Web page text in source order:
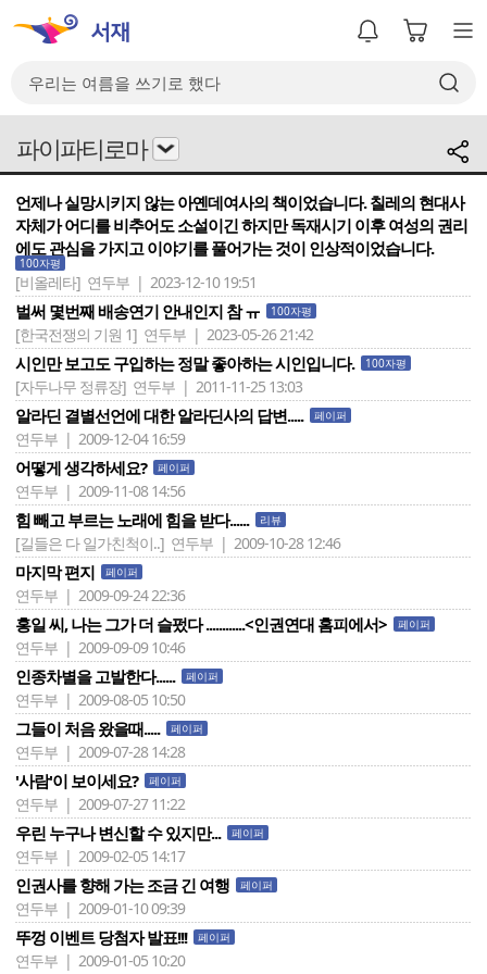
파이파티로마
언제나 실망시키지 않는 아옌데여사의 책이었습니다. 칠레의 현대사
자체가 어디를 비추어도 소설이긴 하지만 독재시기 이후 여성의 권리
에도 관심을 가지고 이야기를 풀어가는 것이 인상적이었습니다.
100자평
[비올레타] 연두부 | 2023-12-10 19:51
벌써 몇번째 배송연기 안내인지 참 ㅠ 100자평
[한국전쟁의 기원 1] 연두부 | 2023-05-26 21:42
시인만 보고도 구입하는 정말 좋아하는 시인입니다. 100자평
[자두나무 정류장] 연두부 | 2011-11-25 13:03
알라딘 결별선언에 대한 알라딘사의 답변..... 페이퍼
연두부 | 2009-12-04 16:59
어떻게 생각하세요? 페이퍼
연두부 | 2009-11-08 14:56
힘 빼고 부르는 노래에 힘을 받다...... 리뷰
[길들은 다 일가친척이..] 연두부 | 2009-10-28 12:46
마지막 편지 페이퍼
연두부 | 2009-09-24 22:36
홍일 씨, 나는 그가 더 슬펐다 ............<인권연대 홈피에서> 페이퍼
연두부 | 2009-09-09 10:46
인종차별을 고발한다...... 페이퍼
연두부 | 2009-08-05 10:50
그들이 처음 왔을때..... 페이퍼
연두부 | 2009-07-28 14:28
'사람'이 보이세요? 페이퍼
연두부 | 2009-07-27 11:22
우린 누구나 변신할 수 있지만... 페이퍼
연두부 | 2009-02-05 14:17
인권사를 향해 가는 조금 긴 여행 페이퍼
연두부 | 2009-01-10 09:39
뚜껑 이벤트 당첨자 발표!!! 페이퍼
연두부 | 2009-01-05 10:20